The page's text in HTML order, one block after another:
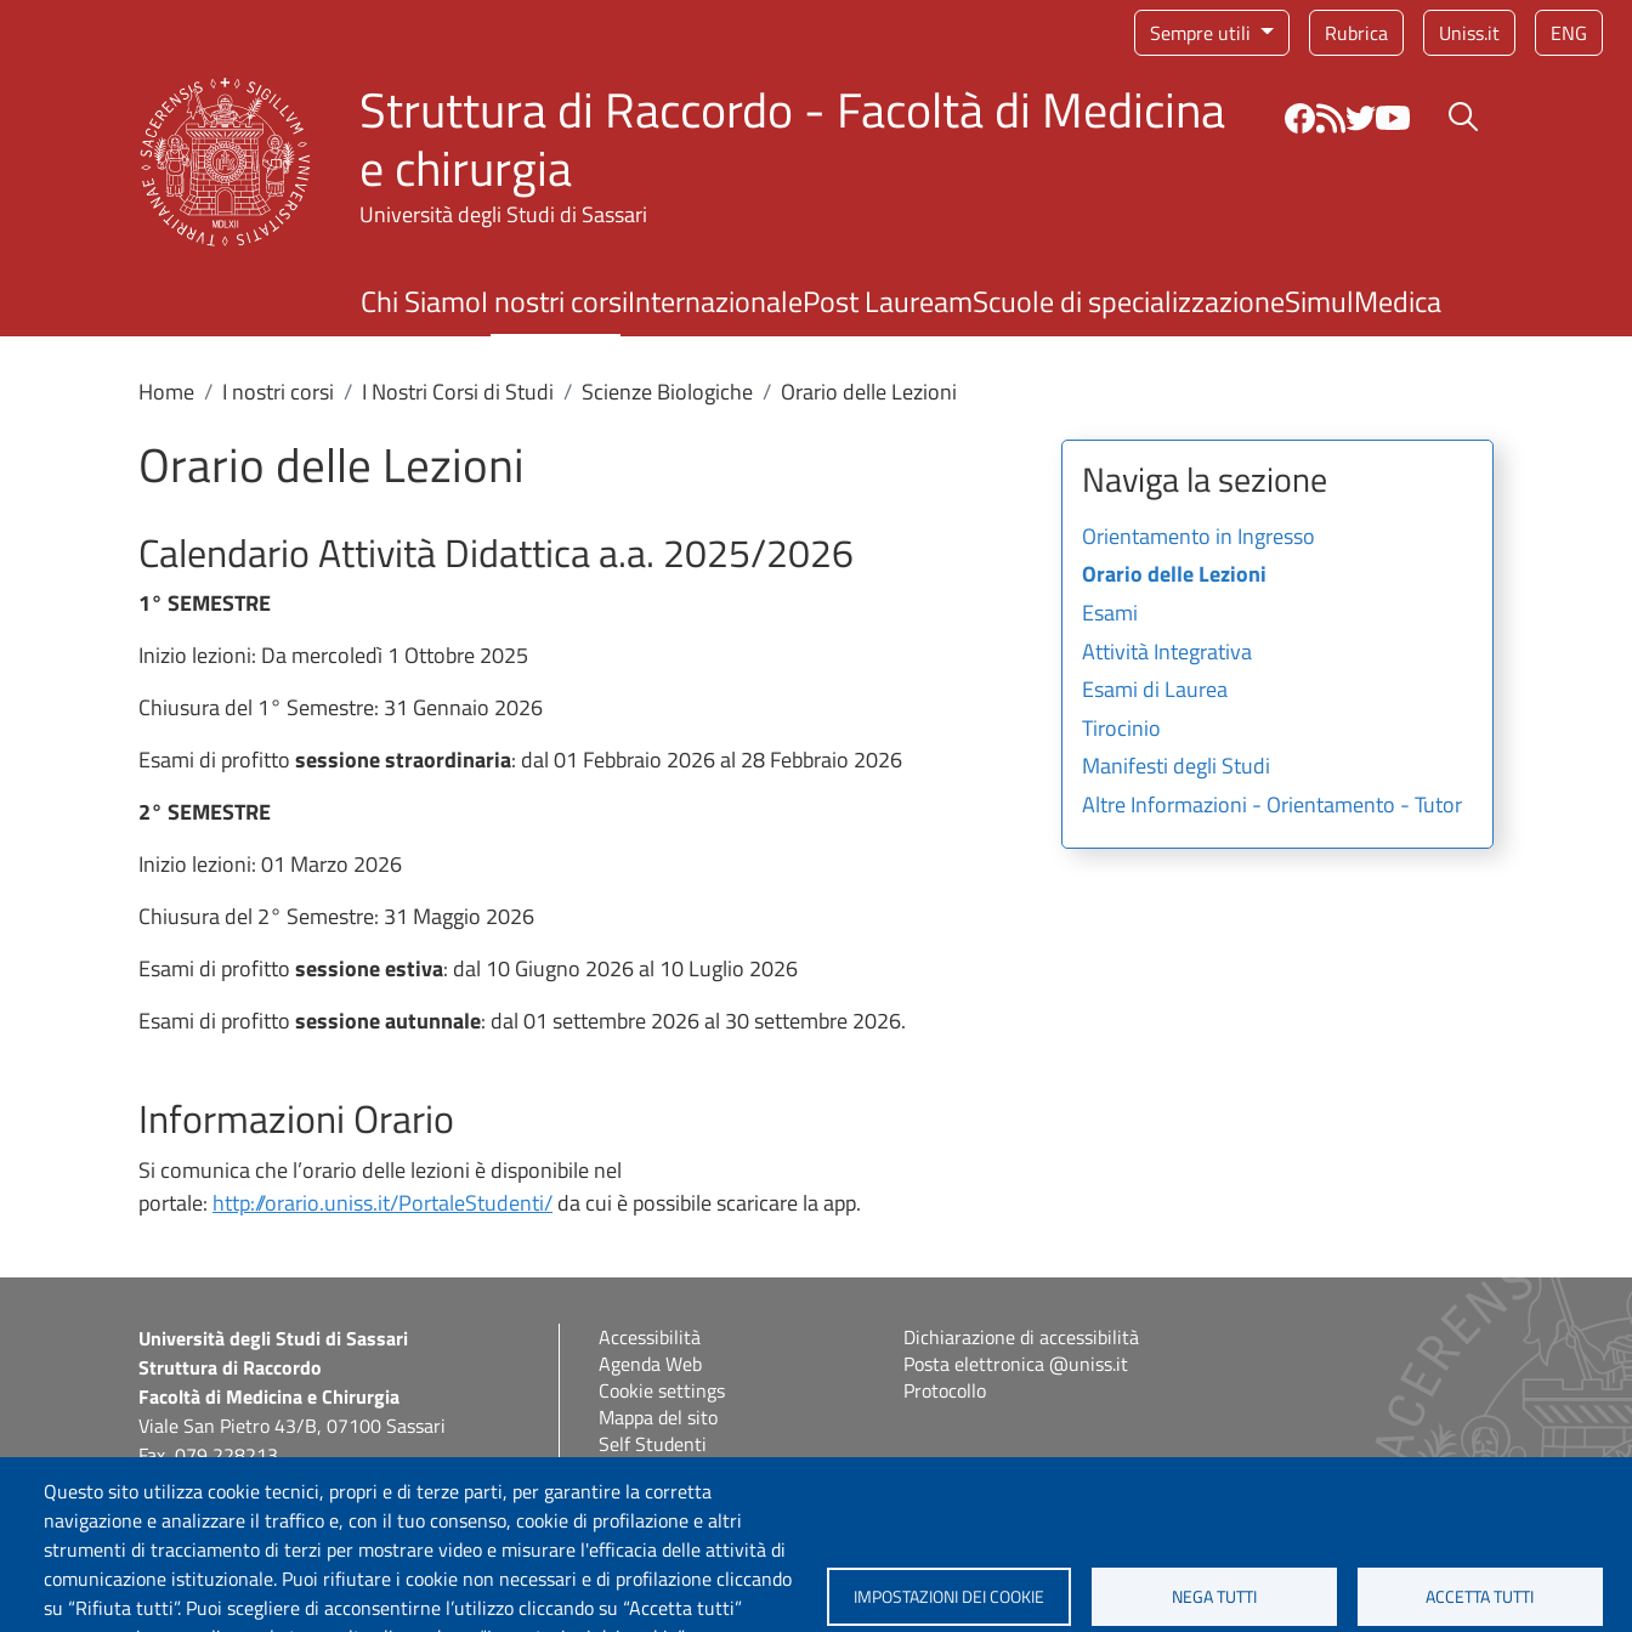
Sempre utili Rubrica Uniss.it ENG
Questo sito utilizza cookie tecnici, propri e di terze parti, per garantire la corretta
navigazione e analizzare il traffico e, con il tuo consenso, cookie di profilazione e altri
strumenti di tracciamento di terzi per mostrare video e misurare l'efficacia delle attività di
comunicazione istituzionale. Puoi rifiutare i cookie non necessari e di profilazione cliccando
su “Rifiuta tutti”. Puoi scegliere di acconsentirne l’utilizzo cliccando su “Accetta tutti”
IMPOSTAZIONI DEI COOKIE NEGA TUTTI ACCETTA TUTTI
Struttura di Raccordo - Facoltà di Medicina
e chirurgia
Università degli Studi di Sassari
Bottone cerca
Chi SiamoI nostri corsiInternazionalePost LaureamScuole di specializzazioneSimulMedica
Home I nostri corsi I Nostri Corsi di Studi Scienze Biologiche Orario delle Lezioni
Orario delle Lezioni
Calendario Attività Didattica a.a. 2025/2026
1° SEMESTRE
Inizio lezioni: Da mercoledì 1 Ottobre 2025
Chiusura del 1° Semestre: 31 Gennaio 2026
Esami di profittosessione straordinaria: dal 01 Febbraio 2026 al 28 Febbraio 2026
2° SEMESTRE
Inizio lezioni: 01 Marzo 2026
Chiusura del 2° Semestre: 31 Maggio 2026
Esami di profittosessione estiva: dal 10 Giugno 2026 al 10 Luglio 2026
Esami di profittosessione autunnale: dal 01 settembre 2026 al 30 settembre 2026.
Informazioni Orario
Si comunica che l’orario delle lezioni è disponibile nel
portale: http://orario.uniss.it/PortaleStudenti/da cui è possibile scaricare la app.
Naviga la sezione
Orientamento in Ingresso
Orario delle Lezioni
Esami
Attività Integrativa
Esami di Laurea
Tirocinio
Manifesti degli Studi
Altre Informazioni - Orientamento - Tutor
Università degli Studi di Sassari
Struttura di Raccordo
Facoltà di Medicina e Chirurgia
Viale San Pietro 43/B, 07100 Sassari
Fax 079 228213
PEC: fac.medicina.chirurgia@pec.uniss.it
www.uniss.it
Accessibilità
Agenda Web
Cookie settings
Mappa del sito
Self Studenti
Dichiarazione di accessibilità
Posta elettronica @uniss.it
Protocollo
Seguici su